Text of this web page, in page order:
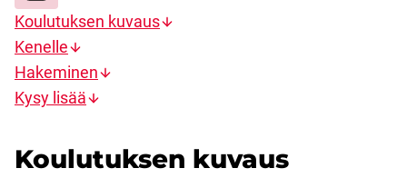
Koulutuksen kuvaus
Kenelle
Hakeminen
Kysy lisää
Koulutuksen kuvaus